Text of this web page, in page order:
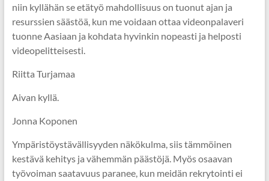
niin kyllähän se etätyö mahdollisuus on tuonut ajan ja
resurssien säästöä, kun me voidaan ottaa videonpalaveri
tuonne Aasiaan ja kohdata hyvinkin nopeasti ja helposti
videopelitteisesti.
Riitta Turjamaa
Aivan kyllä.
Jonna Koponen
Ympäristöystävällisyyden näkökulma, siis tämmöinen
kestävä kehitys ja vähemmän päästöjä. Myös osaavan
työvoiman saatavuus paranee, kun meidän rekrytointi ei